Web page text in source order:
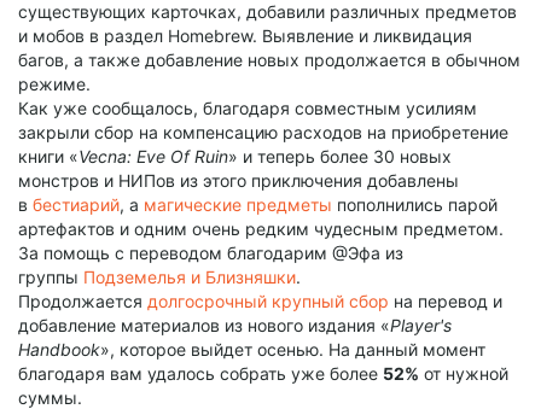
существующих карточках, добавили различных предметов
и мобов в раздел Homebrew. Выявление и ликвидация
багов, а также добавление новых продолжается в обычном
режиме.
Как уже сообщалось, благодаря совместным усилиям
закрыли сбор на компенсацию расходов на приобретение
книги «Vecna: Eve Of Ruin» и теперь более 30 новых
монстров и НИПов из этого приключения добавлены
в бестиарий, а магические предметы пополнились парой
артефактов и одним очень редким чудесным предметом.
За помощь с переводом благодарим @Эфа из
группы Подземелья и Близняшки.
Продолжается долгосрочный крупный сбор на перевод и
добавление материалов из нового издания «Player's
Handbook», которое выйдет осенью. На данный момент
благодаря вам удалось собрать уже более 52% от нужной
суммы.